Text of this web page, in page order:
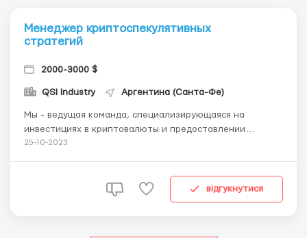
Менеджер криптоспекулятивных
стратегий
2000-3000 $
QSI Industry Аргентина (Санта-Фе)
Мы - ведущая команда, специализирующаяся на
инвестициях в криптовалюты и предоставлении
высокоэффективных стратегий спекуляции. Мы
мире криптовалют. Обязанности: Анализировать
криптовалютные рынки с целью...
25-10-2023
відгукнутися